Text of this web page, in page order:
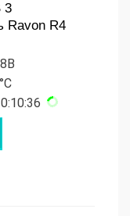
3
Ravon R4